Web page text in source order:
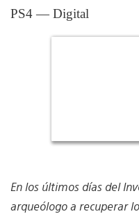
PS4 — Digital
En los últimos días del
arqueólogo a recuperar